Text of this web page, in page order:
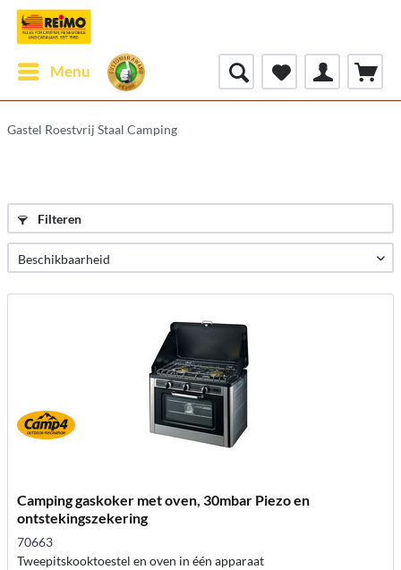
Menu
Gastel Roestvrij Staal Camping
Filteren
Camping gaskoker met oven, 30mbar Piezo en
ontstekingszekering
70663
Tweepitskooktoestel en oven in één apparaat